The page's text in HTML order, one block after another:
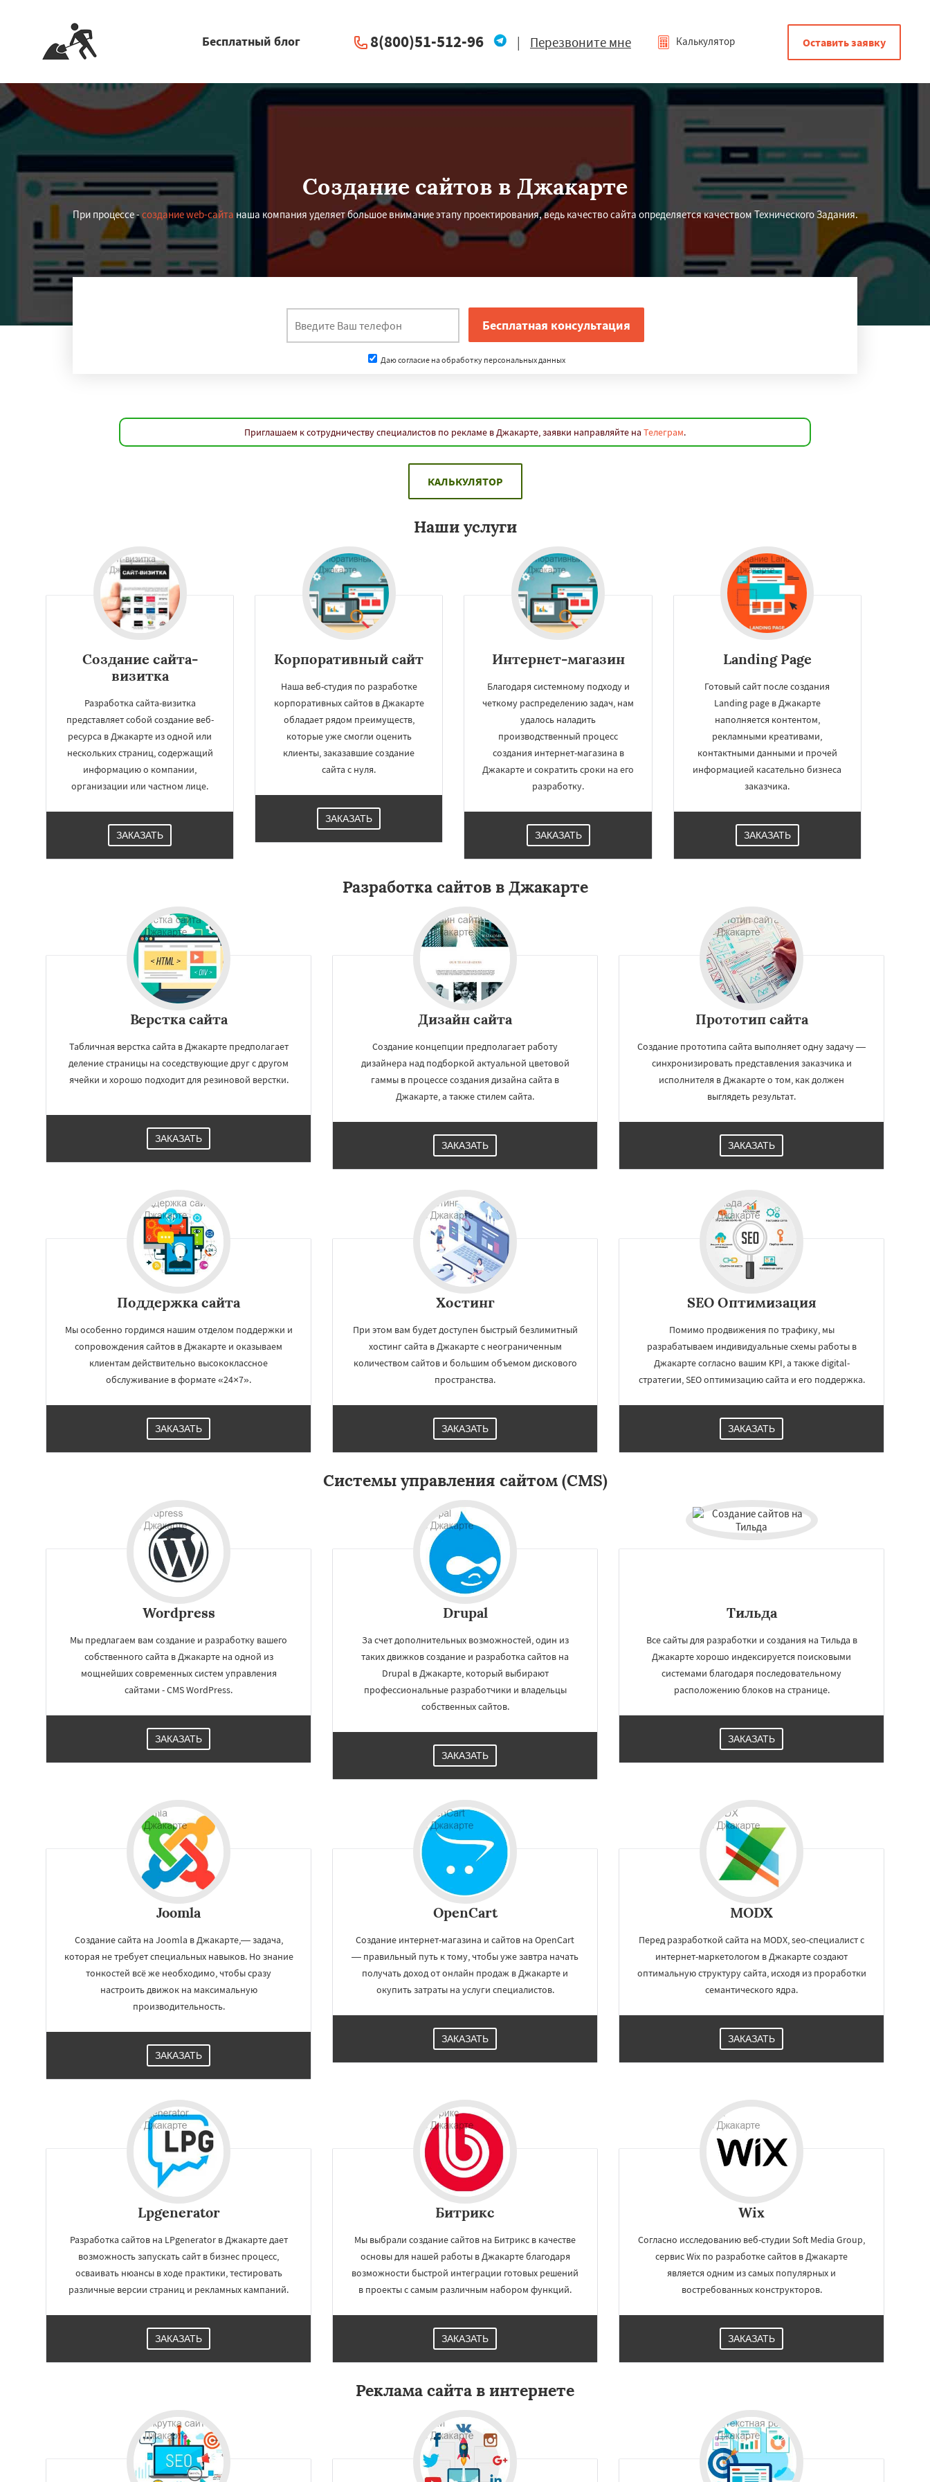
Работаем по
×
Чанша
Бесплатный блог 8(800)51-512-96 | Перезвоните мне Калькулятор Оставить заявку
Создание сайтов в Джакарте
При процессе -создание web-сайта наша компания уделяет большое внимание этапу проектирования, ведь качество сайта определяется качеством Технического Задания.
Даю согласие на обработку персональных данных
Приглашаем к сотрудничеству специалистов по рекламе в Джакарте, заявки направляйте на Телеграм.
КАЛЬКУЛЯТОР
Наши услуги
Создание сайта-
визитка
Разработка сайта-визитка
представляет собой создание веб-
ресурса в Джакарте из одной или
нескольких страниц, содержащий
информацию о компании,
организации или частном лице.
ЗАКАЗАТЬ
Корпоративный сайт
Наша веб-студия по разработке
корпоративных сайтов в Джакарте
обладает рядом преимуществ,
которые уже смогли оценить
клиенты, заказавшие создание
сайта с нуля.
ЗАКАЗАТЬ
Интернет-магазин
Благодаря системному подходу и
четкому распределению задач, нам
удалось наладить
производственный процесс
создания интернет-магазина в
Джакарте и сократить сроки на его
разработку.
ЗАКАЗАТЬ
Landing Page
Готовый сайт после создания
Landing page в Джакарте
наполняется контентом,
рекламными креативами,
контактными данными и прочей
информацией касательно бизнеса
заказчика.
ЗАКАЗАТЬ
Разработка сайтов в Джакарте
Верстка сайта
Табличная верстка сайта в Джакарте предполагает
деление страницы на соседствующие друг с другом
ячейки и хорошо подходит для резиновой верстки.
ЗАКАЗАТЬ
Дизайн сайта
Создание концепции предполагает работу
дизайнера над подборкой актуальной цветовой
гаммы в процессе создания дизайна сайта в
Джакарте, а также стилем сайта.
ЗАКАЗАТЬ
Прототип сайта
Создание прототипа сайта выполняет одну задачу —
синхронизировать представления заказчика и
исполнителя в Джакарте о том, как должен
выглядеть результат.
ЗАКАЗАТЬ
Поддержка сайта
Мы особенно гордимся нашим отделом поддержки и
сопровождения сайтов в Джакарте и оказываем
клиентам действительно высококлассное
обслуживание в формате «24×7».
ЗАКАЗАТЬ
Хостинг
При этом вам будет доступен быстрый безлимитный
хостинг сайта в Джакарте с неограниченным
количеством сайтов и большим объемом дискового
пространства.
ЗАКАЗАТЬ
SEO Оптимизация
Помимо продвижения по трафику, мы
разрабатываем индивидуальные схемы работы в
Джакарте согласно вашим KPI, а также digital-
стратегии, SEO оптимизацию сайта и его поддержка.
ЗАКАЗАТЬ
Системы управления сайтом (CMS)
Wordpress
Мы предлагаем вам создание и разработку вашего
собственного сайта в Джакарте на одной из
мощнейших современных систем управления
сайтами - CMS WordPress.
ЗАКАЗАТЬ
Drupal
За счет дополнительных возможностей, один из
таких движков создание и разработка сайтов на
Drupal в Джакарте, который выбирают
профессиональные разработчики и владельцы
собственных сайтов.
ЗАКАЗАТЬ
Тильда
Все сайты для разработки и создания на Тильда в
Джакарте хорошо индексируется поисковыми
системами благодаря последовательному
расположению блоков на странице.
ЗАКАЗАТЬ
Joomla
Создание сайта на Joomla в Джакарте,— задача,
которая не требует специальных навыков. Но знание
тонкостей всё же необходимо, чтобы сразу
настроить движок на максимальную
производительность.
ЗАКАЗАТЬ
OpenCart
Создание интернет-магазина и сайтов на OpenCart
— правильный путь к тому, чтобы уже завтра начать
получать доход от онлайн продаж в Джакарте и
окупить затраты на услуги специалистов.
ЗАКАЗАТЬ
MODX
Перед разработкой сайта на MODX, seo-специалист с
интернет-маркетологом в Джакарте создают
оптимальную структуру сайта, исходя из проработки
семантического ядра.
ЗАКАЗАТЬ
Lpgenerator
Разработка сайтов на LPgenerator в Джакарте дает
возможность запускать сайт в бизнес процесс,
осваивать нюансы в ходе практики, тестировать
различные версии страниц и рекламных кампаний.
ЗАКАЗАТЬ
Битрикс
Мы выбрали создание сайтов на Битрикс в качестве
основы для нашей работы в Джакарте благодаря
возможности быстрой интеграции готовых решений
в проекты с самым различным набором функций.
ЗАКАЗАТЬ
Wix
Согласно исследованию веб-студии Soft Media Group,
сервис Wix по разработке сайтов в Джакарте
является одним из самых популярных и
востребованных конструкторов.
ЗАКАЗАТЬ
Реклама сайта в интернете
×
Даю согласие на обработку персональных данных